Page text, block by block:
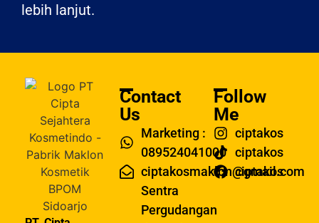
untuk informasi
Contact
Us
Marketing :
089524041000
ciptakosmaklon@gmail.com
Sentra
Follow
Me
ciptakos
ciptakos